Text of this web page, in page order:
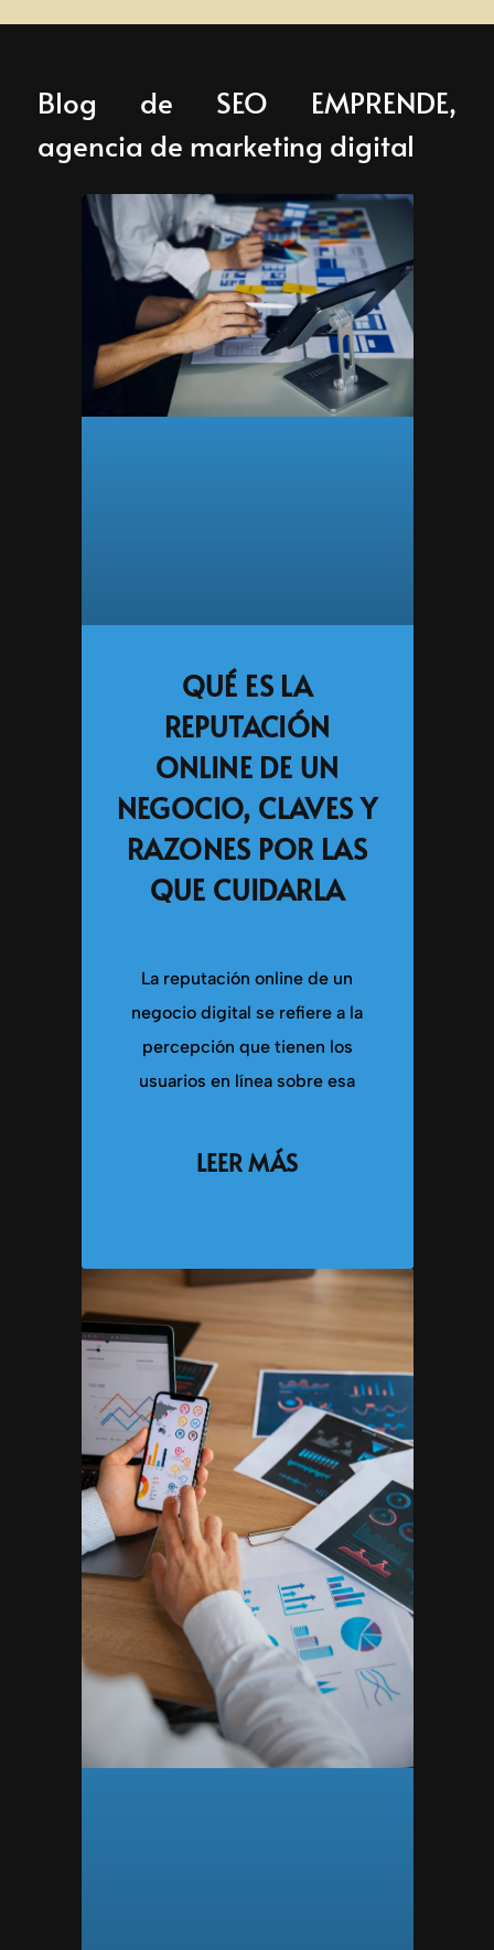
Blog de SEO EMPRENDE,
agencia de marketing digital
QUÉ ES LA
REPUTACIÓN
ONLINE DE UN
NEGOCIO, CLAVES Y
RAZONES POR LAS
QUE CUIDARLA
La reputación online de un
negocio digital se refiere a la
percepción que tienen los
usuarios en línea sobre esa
LEER MÁS